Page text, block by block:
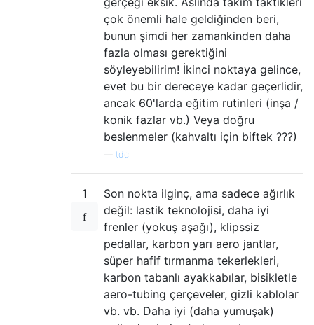
çok önemli hale geldiğinden beri,
bunun şimdi her zamankinden daha
fazla olması gerektiğini
söyleyebilirim! İkinci noktaya gelince,
evet bu bir dereceye kadar geçerlidir,
ancak 60'larda eğitim rutinleri (inşa /
konik fazlar vb.) Veya doğru
beslenmeler (kahvaltı için biftek ???)
tdc
1
Son nokta ilginç, ama sadece ağırlık
değil: lastik teknolojisi, daha iyi
frenler (yokuş aşağı), klipssiz
pedallar, karbon yarı aero jantlar,
süper hafif tırmanma tekerlekleri,
karbon tabanlı ayakkabılar, bisikletle
aero-tubing çerçeveler, gizli kablolar
vb. vb. Daha iyi (daha yumuşak)